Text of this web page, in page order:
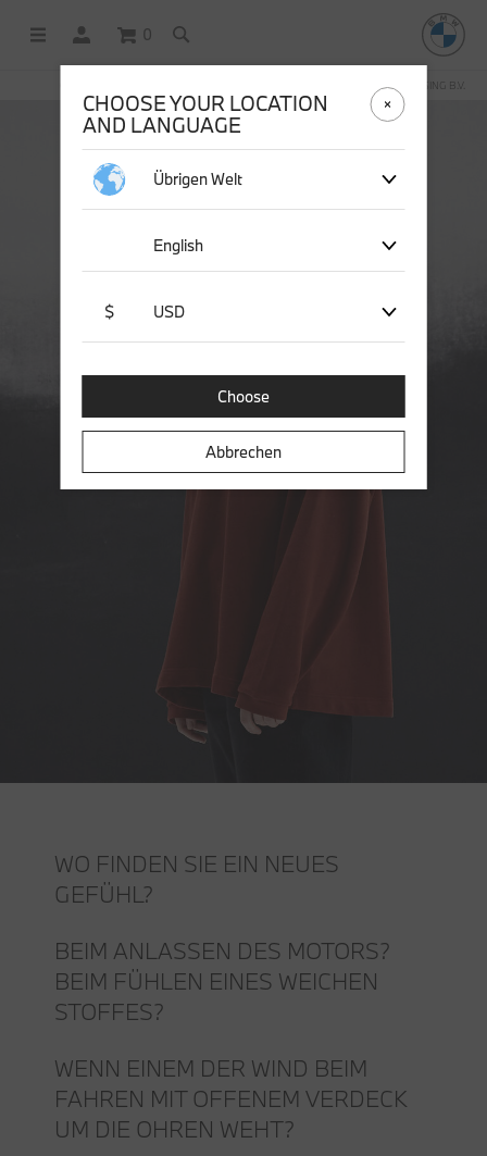
0
OFFICIAL BMW LIFESTYLE SHOP OPERATED BY STICHD SPORTMERCHANDISING B.V.
WO FINDEN SIE EIN NEUES
GEFÜHL?
BEIM ANLASSEN DES MOTORS?
BEIM FÜHLEN EINES WEICHEN
STOFFES?
WENN EINEM DER WIND BEIM
FAHREN MIT OFFENEM VERDECK
UM DIE OHREN WEHT?
CHOOSE YOUR LOCATION
AND LANGUAGE
Übrigen Welt
English
$ USD
Choose
Abbrechen